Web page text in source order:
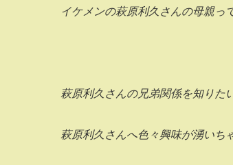
イケメンの萩原利久さんの母親っ
萩原利久さんの兄弟関係を知りた
萩原利久さんへ色々興味が湧いち